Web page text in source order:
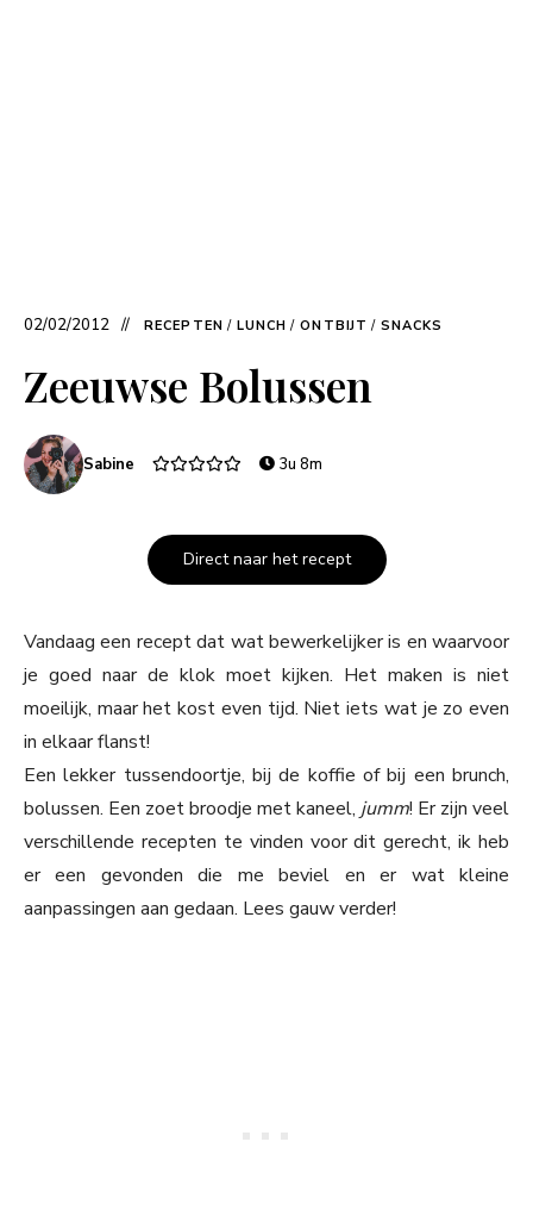
02/02/2012 RECEPTEN / LUNCH / ONTBIJT / SNACKS
Zeeuwse Bolussen
Sabine 3u 8m
Direct naar het recept
Vandaag een recept dat wat bewerkelijker is en waarvoor
je goed naar de klok moet kijken. Het maken is niet
moeilijk, maar het kost even tijd. Niet iets wat je zo even
in elkaar flanst!
Een lekker tussendoortje, bij de koffie of bij een brunch,
bolussen. Een zoet broodje met kaneel, jumm! Er zijn veel
verschillende recepten te vinden voor dit gerecht, ik heb
er een gevonden die me beviel en er wat kleine
aanpassingen aan gedaan. Lees gauw verder!